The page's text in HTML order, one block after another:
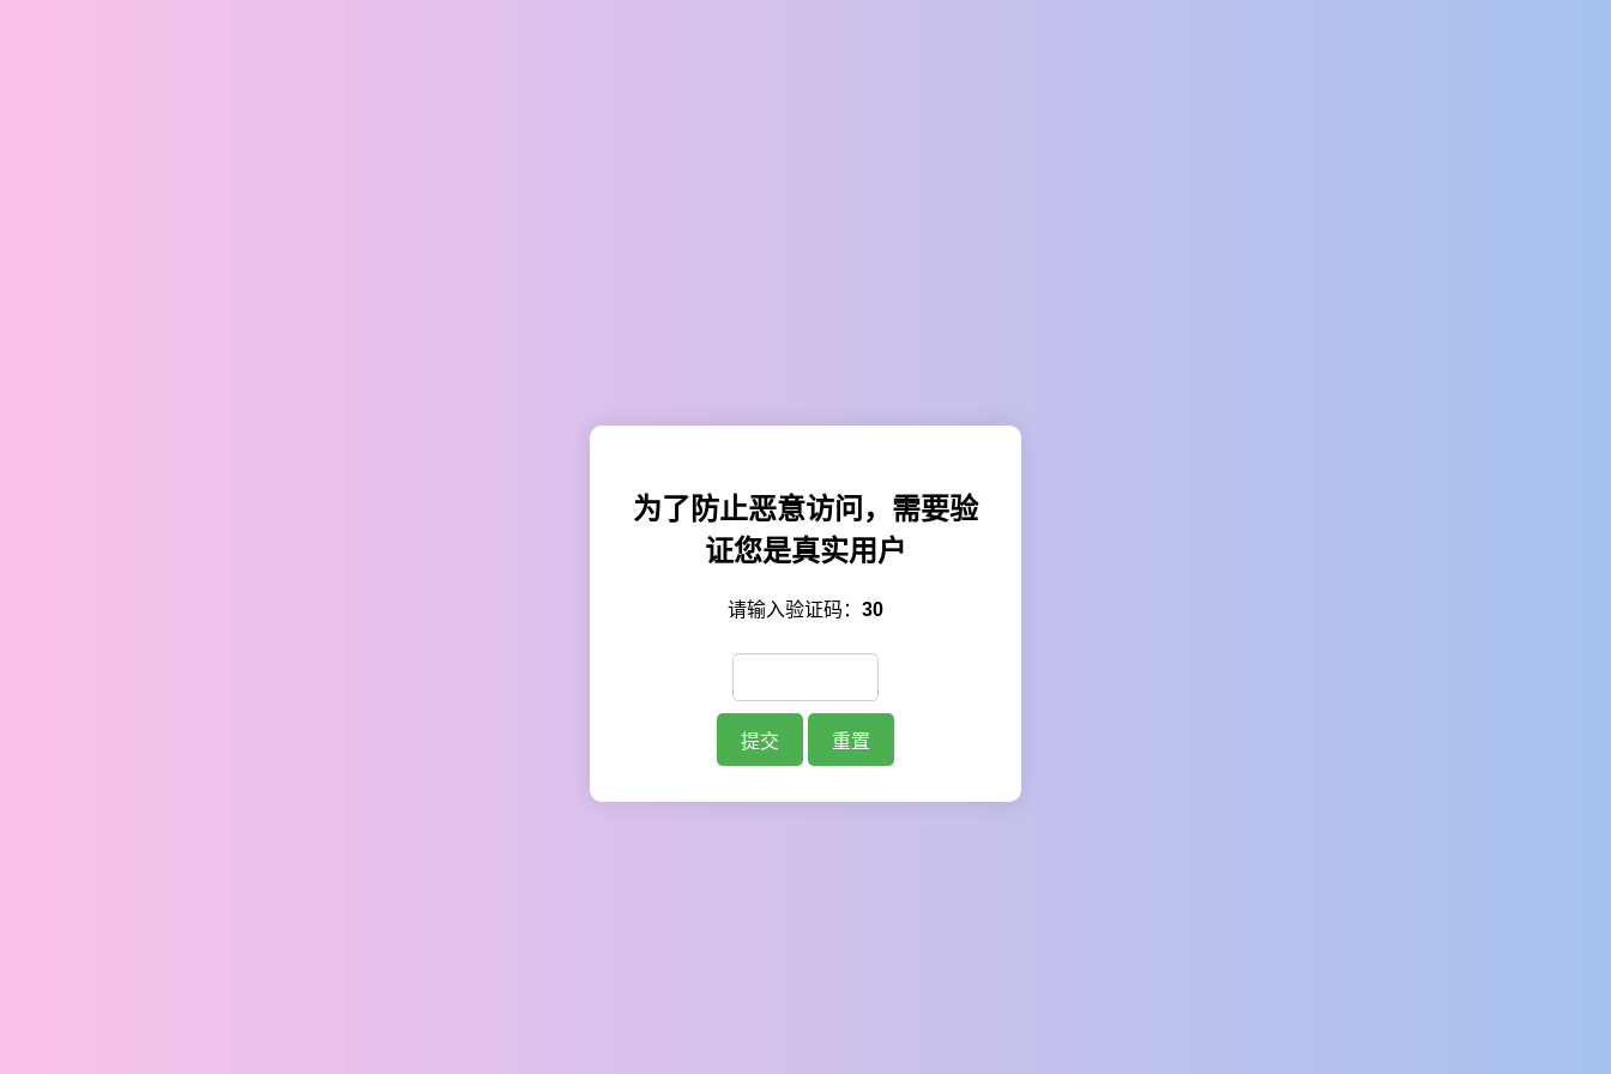
为了防止恶意访问，需要验
证您是真实用户
请输入验证码： 30
提交 重置